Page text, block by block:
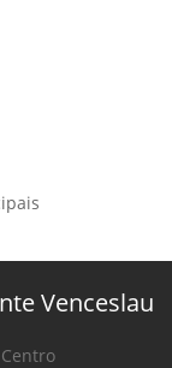
Venceslau